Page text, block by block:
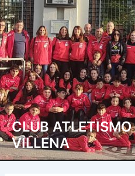
Ir
al
contenido
CLUB ATLETISMO
VILLENA
Navegación
de
entradas